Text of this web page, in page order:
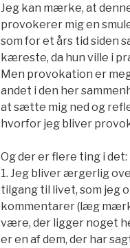
Jeg kan mærke, at
provokerer mig en
som for et års tid siden
kæreste, da hun ville i
Men provokation er
andet i den her
at sætte mig ned og
hvorfor jeg bliver
Og der er flere ting i det:
1. Jeg bliver ærgerlig
tilgang til livet, som jeg
kommentarer (læg
være, der ligger noget
er en af dem, der har